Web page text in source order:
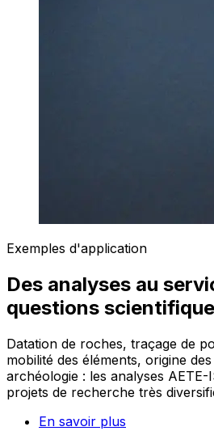
Exemples d'application
Des analyses au
questions
Datation de roches, traçage de
mobilité des éléments, origine
archéologie : les analyses AETE-
projets de recherche très
En savoir plus